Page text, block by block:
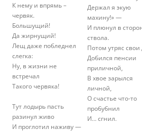
К нему и впрямь –
червяк.
Большущий!
Да жирнущий!
Лещ даже побледнел
слегка:
Ну, в жизни не
встречал
Такого червяка!
Тут лодырь пасть
разинул живо
И проглотил наживу —
Держал я экую
махину!» —
И плюнул в
ствола.
Потом утряс свои
Добился пенсии
приличной,
В хвое зарылся
личной,
О счастье что-то
пробубнил
И… сгнил.